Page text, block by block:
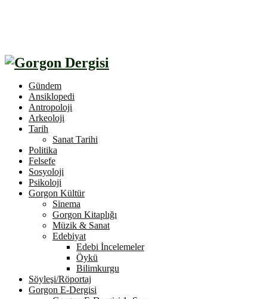
Gündem
Ansiklopedi
Antropoloji
Arkeoloji
Tarih
Sanat Tarihi
Politika
Felsefe
Sosyoloji
Psikoloji
Gorgon Kültür
Sinema
Gorgon Kitaplığı
Müzik & Sanat
Edebiyat
Edebi İncelemeler
Öykü
Bilimkurgu
Söyleşi/Röportaj
Gorgon E-Dergisi